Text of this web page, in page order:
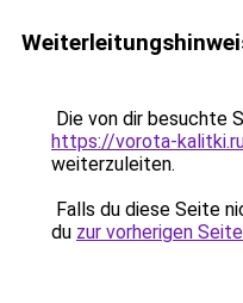
Die von dir besuchte
https://vorota-
weiterzuleiten.
Falls du diese Seite
du zur vorherigen